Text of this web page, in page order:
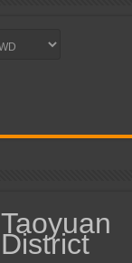
Taoyuan
District